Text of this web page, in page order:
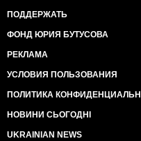
ПОДДЕРЖАТЬ
ФОНД ЮРИЯ БУТУСОВА
РЕКЛАМА
УСЛОВИЯ ПОЛЬЗОВАНИЯ
ПОЛИТИКА
НОВИНИ СЬОГОДНІ
UKRAINIAN NEWS